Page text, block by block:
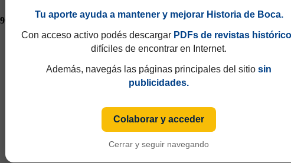
90 Amistosos 1958
Tu aporte ayuda a mantener y mejorar Historia de Boca.
Con acceso activo podés descargar PDFs de revistas
difíciles de encontrar en Internet.
Además, navegás las páginas principales del sitio sin
publicidades.
Colaborar y acceder
Cerrar y seguir navegando